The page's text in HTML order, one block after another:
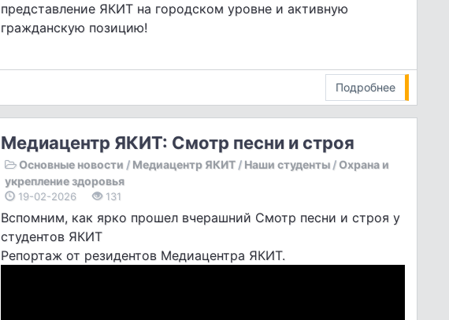
представление ЯКИТ на городском уровне и активную
гражданскую позицию!
Подробнее
Медиацентр ЯКИТ: Смотр песни и строя
Основные новости / Медиацентр ЯКИТ / Наши студенты / Охрана и
укрепление здоровья
19-02-2026 131
Вспомним, как ярко прошел вчерашний Смотр песни и строя у
студентов ЯКИТ
Репортаж от резидентов Медиацентра ЯКИТ.